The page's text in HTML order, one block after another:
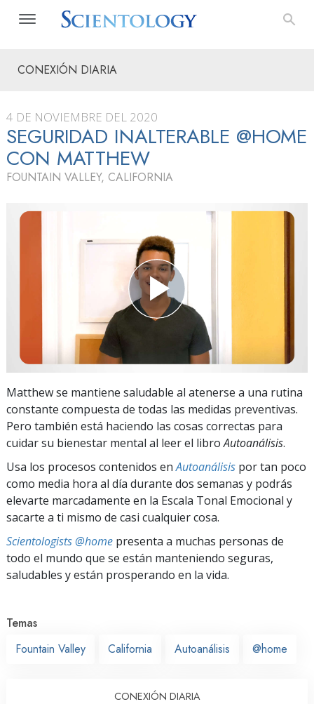
CONEXIÓN DIARIA
4 DE NOVIEMBRE DEL 2020
SEGURIDAD INALTERABLE @HOME
CON MATTHEW
FOUNTAIN VALLEY, CALIFORNIA
Matthew se mantiene saludable al atenerse a una rutina
constante compuesta de todas las medidas preventivas.
Pero también está haciendo las cosas correctas para
cuidar su bienestar mental al leer el libroAutoanálisis.
Usa los procesos contenidos enAutoanálisis por tan poco
como media hora al día durante dos semanas y podrás
elevarte marcadamente en la Escala Tonal Emocional y
sacarte a ti mismo de casi cualquier cosa.
Scientologists @home presenta a muchas personas de
todo el mundo que se están manteniendo seguras,
saludables y están prosperando en la vida.
Temas
Fountain Valley
California Autoanálisis @home
CONEXIÓN DIARIA